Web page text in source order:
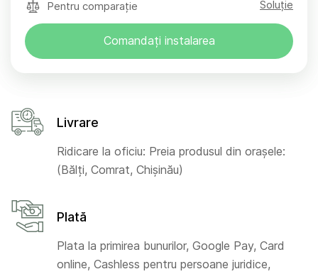
Pentru comparație Soluție
Comandați instalarea
Livrare
Ridicare la oficiu: Preia produsul din orașele:
(Bălți, Comrat, Chișinău)
Plată
Plata la primirea bunurilor, Google Pay, Card
online, Cashless pentru persoane juridice,